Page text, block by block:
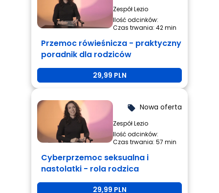
Zespół Lezio
Ilość odcinków:
Czas trwania: 42 min
Przemoc rówieśnicza - praktyczny
poradnik dla rodziców
29,99 PLN
local_offer Nowa oferta
Zespół Lezio
Ilość odcinków:
Czas trwania: 57 min
Cyberprzemoc seksualna i
nastolatki - rola rodzica
29,99 PLN